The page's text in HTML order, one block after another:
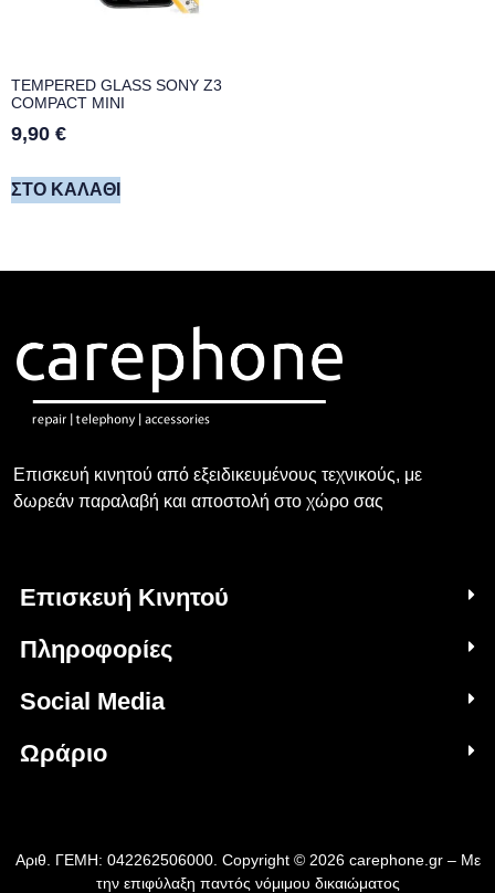
TEMPERED GLASS SONY Z3
COMPACT MINI
9,90 €
ΣΤΟ ΚΑΛΆΘΙ
Επισκευή κινητού από εξειδικευμένους τεχνικούς, με
δωρεάν παραλαβή και αποστολή στο χώρο σας
Επισκευή Κινητού
Πληροφορίες
Social Media
Ωράριο
Αριθ. ΓΕΜΗ: 042262506000. Copyright © 2026 carephone.gr – Με
την επιφύλαξη παντός νόμιμου δικαιώματος